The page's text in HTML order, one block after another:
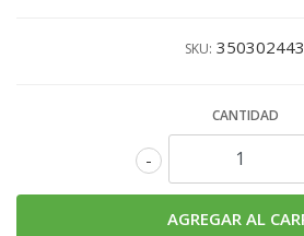
SKU: 350302443
CANTIDAD
-